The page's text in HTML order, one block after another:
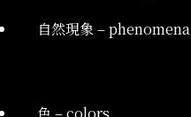
自然現象 – phenomena
色 – colors